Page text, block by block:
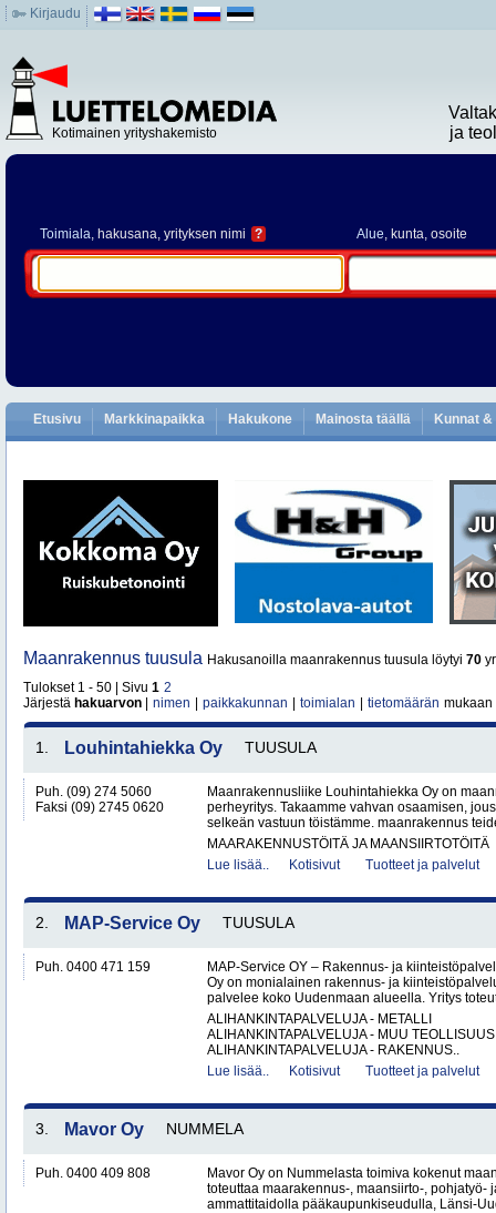
Kirjaudu
Kotimainen yrityshakemisto
ja
Toimiala, hakusana, yrityksen nimi ? Alue, kunta, osoite
Etusivu Markkinapaikka Hakukone Mainosta täällä Kunnat
Maanrakennus tuusula Hakusanoilla maanrakennus tuusula löytyi 70
Tulokset 1 - 50 | Sivu 1 2
Järjestä hakuarvon nimen paikkakunnan toimialan tietomäärän mukaan
1. Louhintahiekka Oy TUUSULA
Puh. (09) 274 5060
Faksi (09) 2745 0620
Maanrakennusliike Louhintahiekka Oy on
perheyritys. Takaamme vahvan osaamisen,
selkeän vastuun töistämme. maanrakennus
MAARAKENNUSTÖITÄ JA MAANSIIRTOTÖITÄ
Lue lisää..
Kotisivut Tuotteet ja palvelut
2. MAP-Service Oy TUUSULA
Puh. 0400 471 159
MAP-Service OY – Rakennus- ja
Oy on monialainen rakennus- ja
palvelee koko Uudenmaan alueella. Yritys
ALIHANKINTAPALVELUJA - METALLI
ALIHANKINTAPALVELUJA - MUU TEOLLISUUS
ALIHANKINTAPALVELUJA - RAKENNUS..
Lue lisää..
Kotisivut Tuotteet ja palvelut
3. Mavor Oy NUMMELA
Puh. 0400 409 808
Mavor Oy on Nummelasta toimiva kokenut
toteuttaa maarakennus-, maansiirto-, pohjatyö-
ammattitaidolla pääkaupunkiseudulla, Länsi-